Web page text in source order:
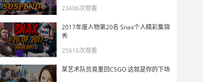
收录职业赛场最强合击绝技
3900
XLG大哥Rarga火力全开35杀
3985
23406次观看
2017年度人物第20名 Snax个人精彩集锦
秀
25616次观看
某艺术队员竟重回CSGO 这就是你的下场